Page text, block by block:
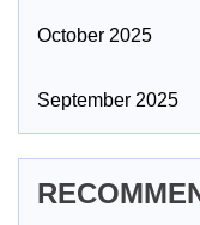
October 2025
September 2025